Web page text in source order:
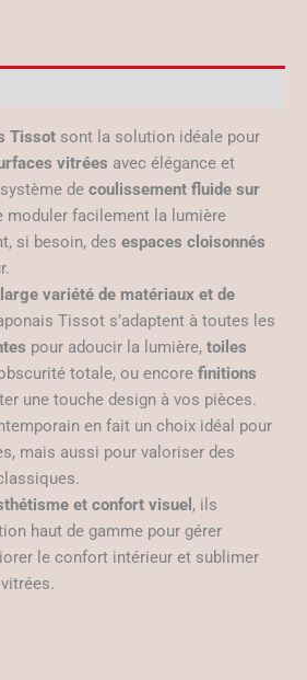
Tissot sont la solution idéale pour
vitrées avec élégance et
de coulissement fluide sur
moduler facilement la lumière
si besoin, des espaces cloisonnés
large variété de matériaux et de
Tissot s’adaptent à toutes les
pour adoucir la lumière, toiles
totale, ou encore finitions
une touche design à vos pièces.
en fait un choix idéal pour
mais aussi pour valoriser des
et confort visuel , ils
haut de gamme pour gérer
le confort intérieur et sublimer